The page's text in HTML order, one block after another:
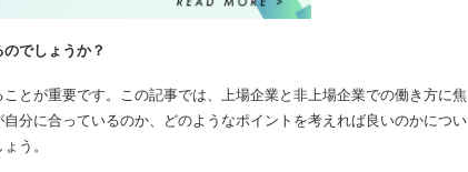
でしょうか？
とが重要です。この記事では、上場企業と非上場企業での働き方に焦
分に合っているのか、どのようなポイントを考えれば良いのかについ
う。